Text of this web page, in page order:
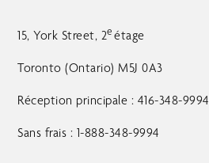
15, York Street, 2e étage
Toronto (Ontario) M5J 0A3
Réception principale : 416-348-9994
Sans frais : 1-888-348-9994